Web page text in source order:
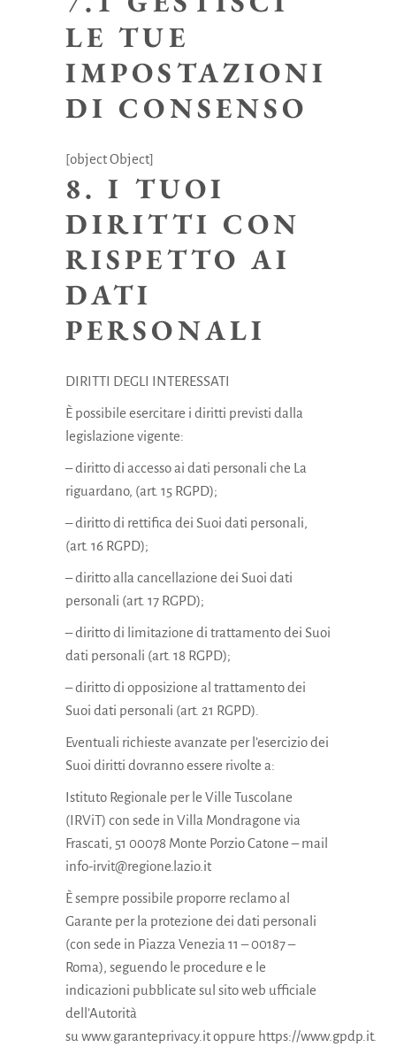
LE TUE
IMPOSTAZIONI
DI CONSENSO
[object Object]
8. I TUOI
DIRITTI CON
RISPETTO AI
DATI
PERSONALI
DIRITTI DEGLI INTERESSATI
È possibile esercitare i diritti previsti dalla
legislazione vigente:
– diritto di accesso ai dati personali che La
riguardano, (art. 15 RGPD);
– diritto di rettifica dei Suoi dati personali,
(art. 16 RGPD);
– diritto alla cancellazione dei Suoi dati
personali (art. 17 RGPD);
– diritto di limitazione di trattamento dei Suoi
dati personali (art. 18 RGPD);
– diritto di opposizione al trattamento dei
Suoi dati personali (art. 21 RGPD).
Eventuali richieste avanzate per l’esercizio dei
Suoi diritti dovranno essere rivolte a:
Istituto Regionale per le Ville Tuscolane
(IRViT) con sede in Villa Mondragone via
Frascati, 51 00078 Monte Porzio Catone – mail
info-irvit@regione.lazio.it
È sempre possibile proporre reclamo al
Garante per la protezione dei dati personali
(con sede in Piazza Venezia 11 – 00187 –
Roma), seguendo le procedure e le
indicazioni pubblicate sul sito web ufficiale
dell’Autorità
su www.garanteprivacy.itoppure https://www.gpdp.it.